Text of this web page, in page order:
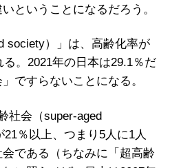
ということになるだろう。
society）」は、高齢化率が
。2021年の日本は29.1％だ
ですらないことになる。
社会（super-aged
％以上、つまり5人に1人
である（ちなみに「超高齢